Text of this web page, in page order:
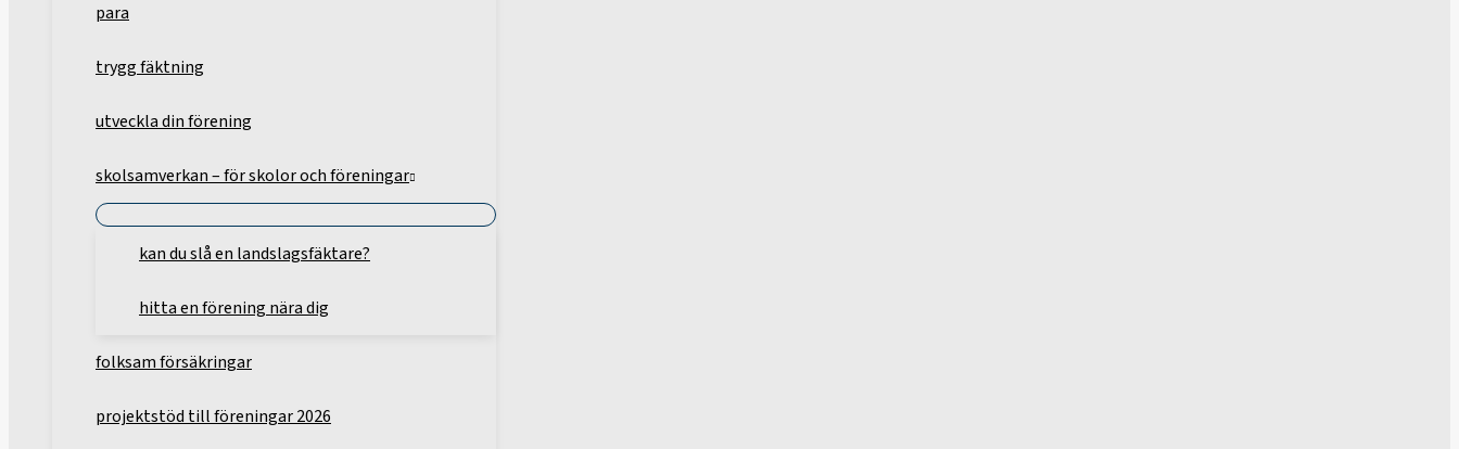
para
trygg fäktning
utveckla din förening
skolsamverkan – för skolor och föreningar
kan du slå en landslagsfäktare?
hitta en förening nära dig
folksam försäkringar
projektstöd till föreningar 2026